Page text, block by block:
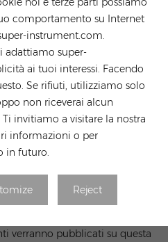
comportamento su Internet
instrument.com.
adattiamo super-
ai tuoi interessi. Facendo
Se rifiuti, utilizziamo solo
non riceverai alcun
invitiamo a visitare la nostra
informazioni o per
in futuro.
Reject
per proteggere le
online, proteggiamo le tue
i dipendenti che necessitano
un lavoro specifico (ad
clienti) hanno accesso alle
personale. I computer/server
di identificazione
un ambiente sicuro.
verranno pubblicati su questa